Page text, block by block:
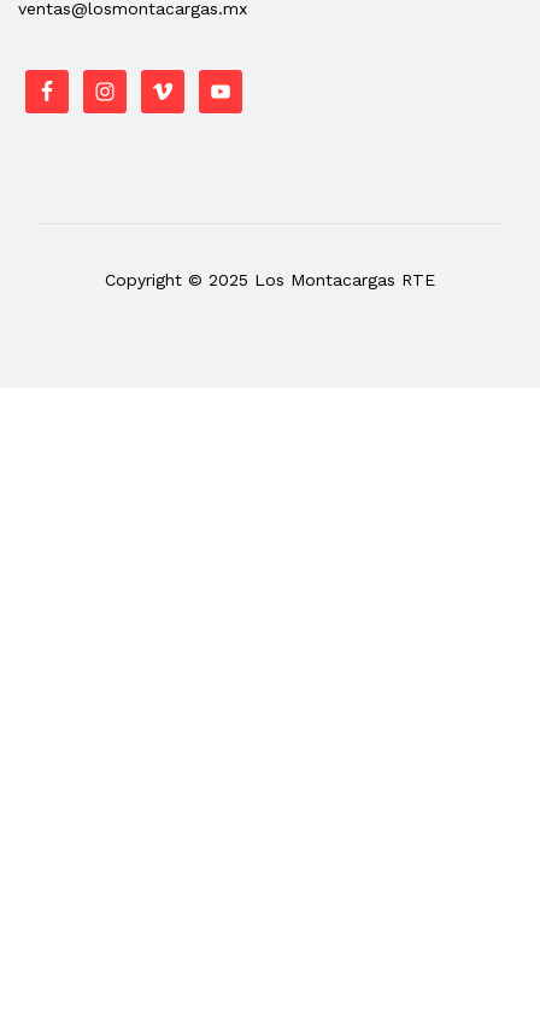
ventas@losmontacargas.mx
Copyright © 2025 Los Montacargas RTE